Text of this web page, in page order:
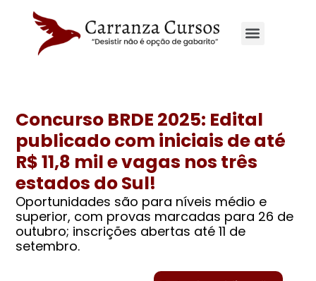
Concurso BRDE 2025: Edital
publicado com iniciais de até
R$ 11,8 mil e vagas nos três
estados do Sul!
Oportunidades são para níveis médio e
superior, com provas marcadas para 26 de
outubro; inscrições abertas até 11 de
setembro.